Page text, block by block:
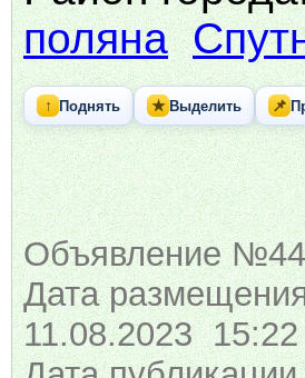
поляна
↑ Поднять ★ Выделить 📌
Объявление
Дата
11.08.2023 15:22